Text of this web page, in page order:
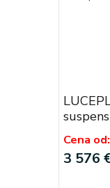
Cena od:
3 576